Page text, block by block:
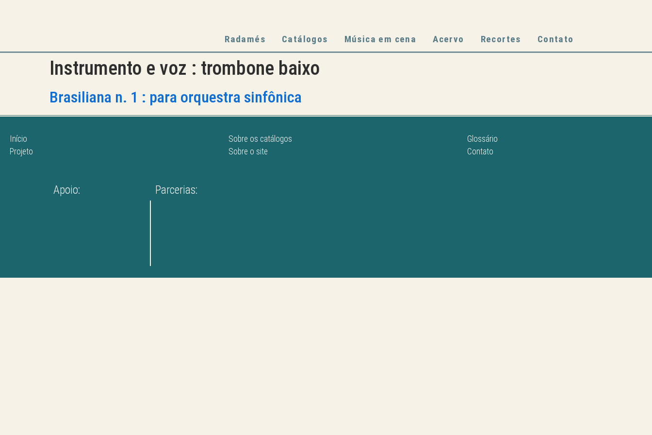
Radamés Catálogos Música em cena Acervo Recortes Contato
Instrumento e voz : trombone baixo
Brasiliana n. 1 : para orquestra sinfônica
Início
Projeto
Sobre os catálogos
Sobre o site
Glossário
Contato
Apoio: Parcerias: